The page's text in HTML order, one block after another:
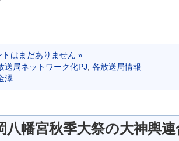
トはまだありません »
送局ネットワーク化PJ, 各放送局情報
澤
八幡宮秋季大祭の大神輿